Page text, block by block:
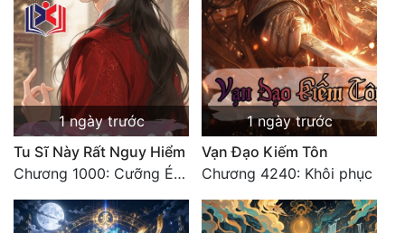
1 ngày trước
Tu Sĩ Này Rất Nguy Hiểm
Chương 1000: Cưỡng Ép Kẻ Khác
1 ngày trước
Vạn Đạo Kiếm Tôn
Chương 4240: Khôi phục